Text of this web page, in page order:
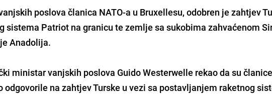
poslova članica NATO-a u Bruxellesu, odobren je zahtjev
sistema Patriot na granicu te zemlje sa sukobima zahvaćenom
Anadolija.
ministar vanjskih poslova Guido Westerwelle rekao da su članice
odgovorile na zahtjev Turske u vezi sa postavljanjem raketnog